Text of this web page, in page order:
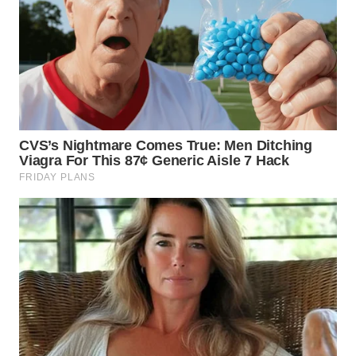
UTARA
WN
SAMOSIR
WN
PADANG
LAWAS
WN
SUMEDANG
WN
CIANJUR
WN
KEPULAUAN
SERIBU